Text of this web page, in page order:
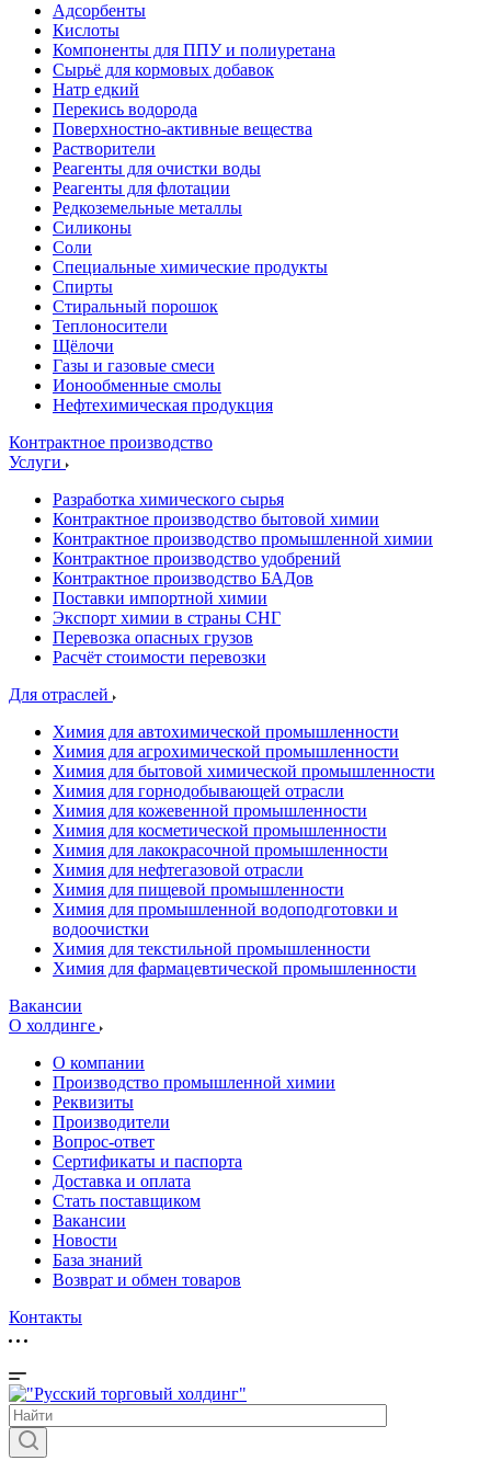
Адсорбенты
Кислоты
Компоненты для ППУ и полиуретана
Сырьё для кормовых добавок
Натр едкий
Перекись водорода
Поверхностно-активные вещества
Растворители
Реагенты для очистки воды
Реагенты для флотации
Редкоземельные металлы
Силиконы
Соли
Специальные химические продукты
Спирты
Стиральный порошок
Теплоносители
Щёлочи
Газы и газовые смеси
Ионообменные смолы
Нефтехимическая продукция
Контрактное производство
Услуги
Разработка химического сырья
Контрактное производство бытовой химии
Контрактное производство промышленной химии
Контрактное производство удобрений
Контрактное производство БАДов
Поставки импортной химии
Экспорт химии в страны СНГ
Перевозка опасных грузов
Расчёт стоимости перевозки
Для отраслей
Химия для автохимической промышленности
Химия для агрохимической промышленности
Химия для бытовой химической промышленности
Химия для горнодобывающей отрасли
Химия для кожевенной промышленности
Химия для косметической промышленности
Химия для лакокрасочной промышленности
Химия для нефтегазовой отрасли
Химия для пищевой промышленности
Химия для промышленной водоподготовки и
водоочистки
Химия для текстильной промышленности
Химия для фармацевтической промышленности
Вакансии
О холдинге
О компании
Производство промышленной химии
Реквизиты
Производители
Вопрос-ответ
Сертификаты и паспорта
Доставка и оплата
Стать поставщиком
Вакансии
Новости
База знаний
Возврат и обмен товаров
Контакты